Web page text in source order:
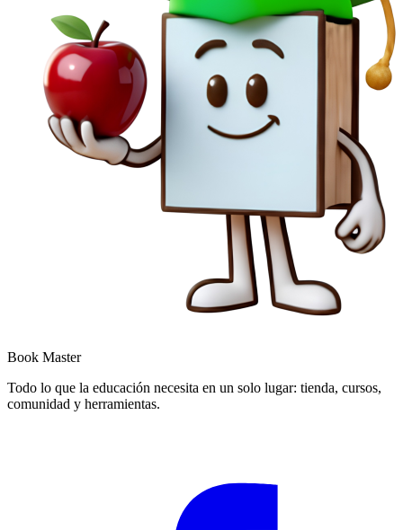
Book Master
Todo lo que la educación necesita en un solo lugar: tienda, cursos,
comunidad y herramientas.